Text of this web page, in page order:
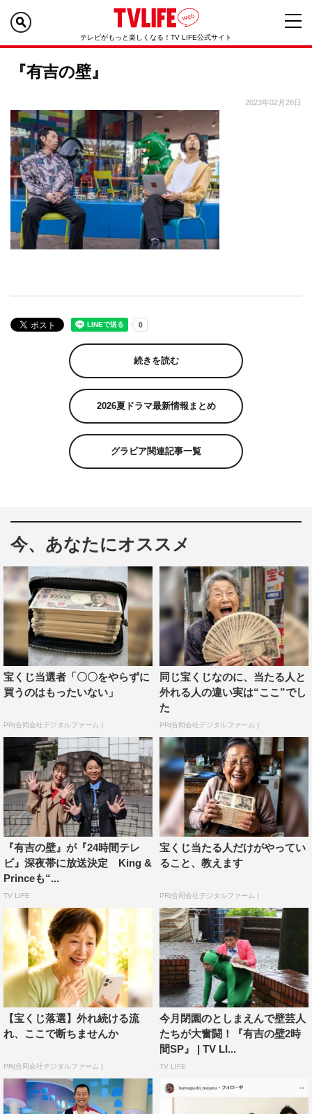
テレビがもっと楽しくなる！TV LIFE公式サイト
『有吉の壁』
2023年02月28日
続きを読む
2026夏ドラマ最新情報まとめ
グラビア関連記事一覧
今、あなたにオススメ
宝くじ当選者「〇〇をやらずに
買うのはもったいない」
PR(合同会社デジタルファーム )
同じ宝くじなのに、当たる人と
外れる人の違い実は“ここ”でし
た
PR(合同会社デジタルファーム )
『有吉の壁』が『24時間テレ
ビ』深夜帯に放送決定 King &
Princeも“...
TV LIFE
宝くじ当たる人だけがやってい
ること、教えます
PR(合同会社デジタルファーム )
【宝くじ落選】外れ続ける流
れ、ここで断ちませんか
PR(合同会社デジタルファーム )
今月閉園のとしまえんで壁芸人
たちが大奮闘！『有吉の壁2時
間SP』 | TV LI...
TV LIFE